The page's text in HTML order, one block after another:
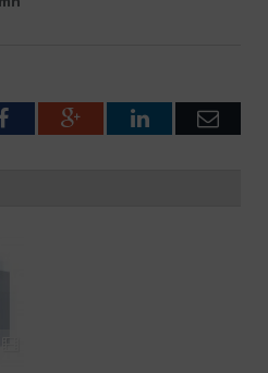
FacebookGoogle+LinkedIn